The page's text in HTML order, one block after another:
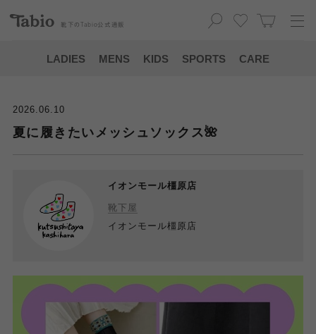
靴下の Tabio 公式通販
LADIES MENS KIDS SPORTS CARE
2026.06.10
夏に履きたいメッシュソックス🌺
イオンモール橿原店
靴下屋
イオンモール橿原店